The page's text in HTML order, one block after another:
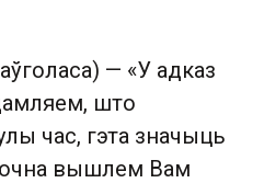
— «У адказ
што
час, гэта значыць
вышлем Вам